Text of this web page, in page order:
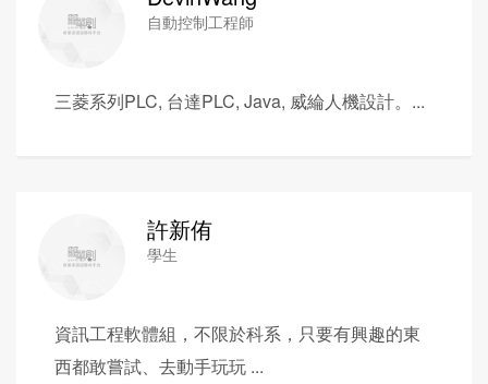
自動控制工程師
三菱系列PLC, 台達PLC, Java, 威綸人機設計。...
許新侑
學生
資訊工程軟體組，不限於科系，只要有興趣的東
西都敢嘗試、去動手玩玩 ...